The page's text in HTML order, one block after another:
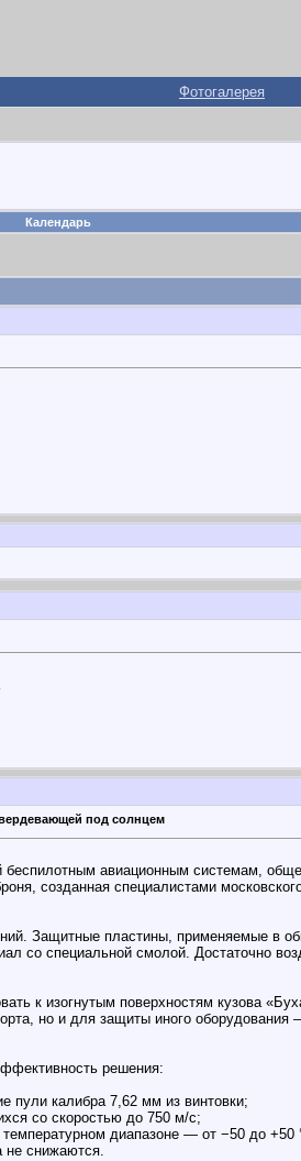
Фотогалерея
Календарь
под солнцем
авиационным системам,
созданная специалистами
Защитные пластины, применяемые в
со специальной смолой. Достаточно
к изогнутым поверхностям кузова
но и для защиты иного
решения:
пули калибра 7,62 мм из винтовки;
со скоростью до 750 м/с;
диапазоне — от −50 до +50
не снижаются.